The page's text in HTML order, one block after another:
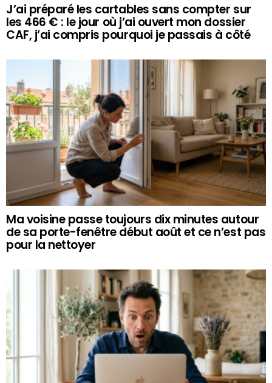
J’ai préparé les cartables sans compter sur
les 466 € : le jour où j’ai ouvert mon dossier
CAF, j’ai compris pourquoi je passais à côté
Ma voisine passe toujours dix minutes autour
de sa porte-fenêtre début août et ce n’est pas
pour la nettoyer